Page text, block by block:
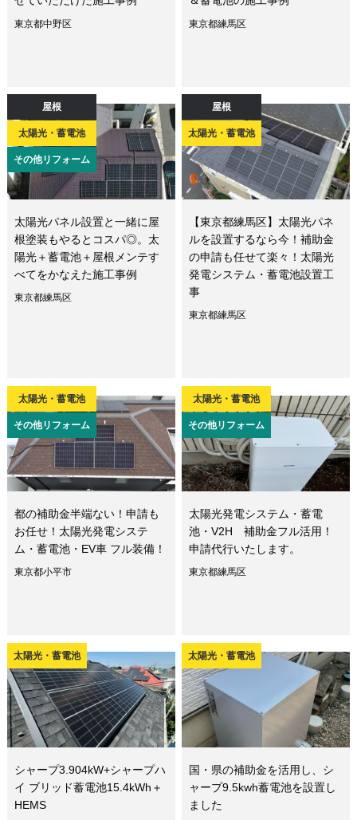
東京都中野区 東京都練馬区
屋根
太陽光・蓄電池
その他リフォーム
太陽光パネル設置と一緒に屋
根塗装もやるとコスパ◎。太
陽光＋蓄電池＋屋根メンテす
べてをかなえた施工事例
東京都練馬区
屋根
太陽光・蓄電池
【東京都練馬区】太陽光パネ
ルを設置するなら今！補助金
の申請も任せて楽々！太陽光
発電システム・蓄電池設置工
事
東京都練馬区
太陽光・蓄電池
その他リフォーム
都の補助金半端ない！申請も
お任せ！太陽光発電システ
ム・蓄電池・EV車 フル装備！
東京都小平市
太陽光・蓄電池
その他リフォーム
太陽光発電システム・蓄電
池・V2H 補助金フル活用！
申請代行いたします。
東京都練馬区
太陽光・蓄電池
シャープ3.904kW+シャープハ
イ ブリッド蓄電池15.4kWh＋
HEMS
太陽光・蓄電池
国・県の補助金を活用し、シ
ャープ9.5kwh蓄電池を設置し
ました